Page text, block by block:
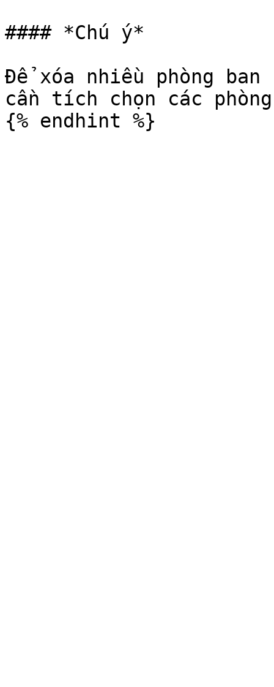
#### *Chú ý*
Để xóa nhiều phòng
cần tích chọn các